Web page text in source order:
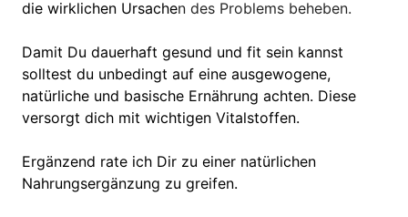
die wirklichen Ursachen des Problems beheben.
Damit Du dauerhaft gesund und fit sein kannst
solltest du unbedingt auf eine ausgewogene,
natürliche und basische Ernährung achten. Diese
versorgt dich mit wichtigen Vitalstoffen.
Ergänzend rate ich Dir zu einer natürlichen
Nahrungsergänzung zu greifen.